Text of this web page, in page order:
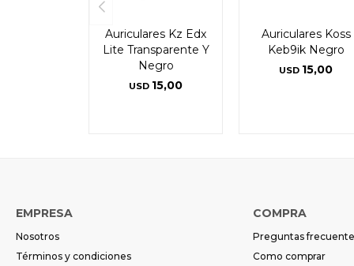
Auriculares Kz Edx
Lite Transparente Y
Negro
USD 15,00
Auriculares Koss
Keb9ik Negro
USD 15,00
EMPRESA
Nosotros
Términos y condiciones
COMPRA
Preguntas
Como comprar